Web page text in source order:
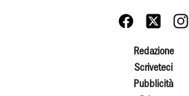
Redazione
Scriveteci
Pubblicità